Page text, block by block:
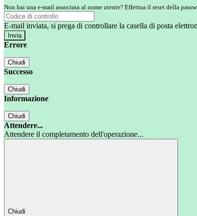
Non hai una e-mail associata al nome utente? Effettua il reset della
E-mail inviata, si prega di controllare la casella di posta
Errore
Chiudi
Successo
Chiudi
Informazione
Chiudi
Attendere...
Attendere il completamento dell'operazione...
Chiudi